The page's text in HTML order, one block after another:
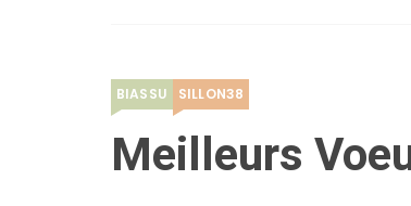
BIASSU SILLON38
Meilleurs